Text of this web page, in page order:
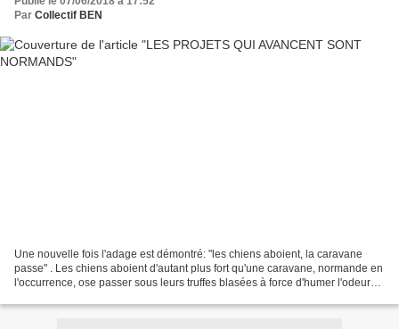
Par Collectif BEN
Une nouvelle fois l'adage est démontré: "les chiens aboient, la caravane
passe" . Les chiens aboient d'autant plus fort qu'une caravane, normande en
l'occurrence, ose passer sous leurs truffes blasées à force d'humer l'odeur